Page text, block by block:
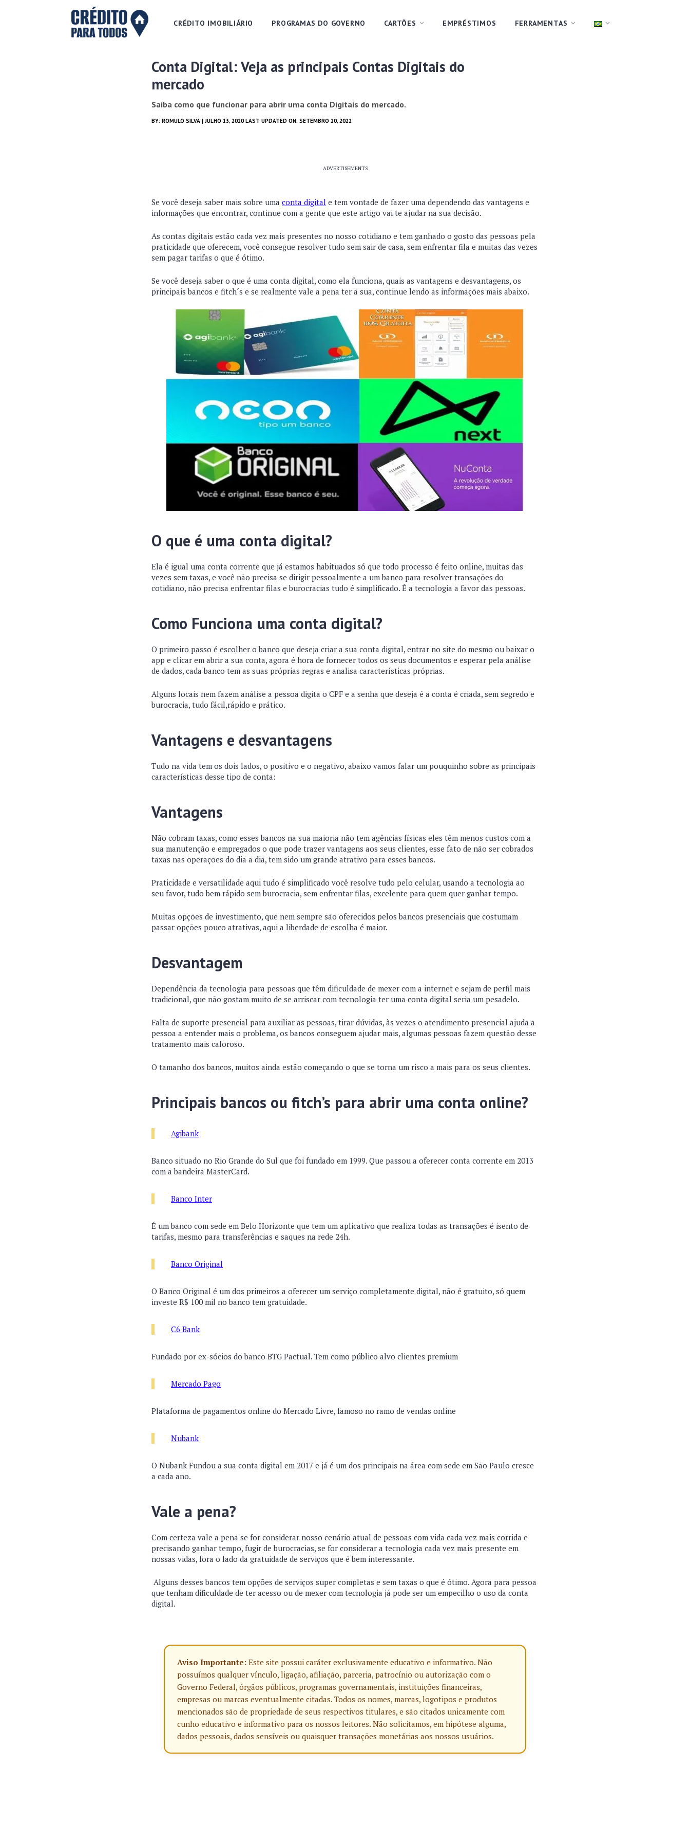
CRÉDITO IMOBILIÁRIO PROGRAMAS DO GOVERNO CARTÕES EMPRÉSTIMOS FERRAMENTAS
Conta Digital: Veja as principais Contas Digitais do
mercado
Saiba como que funcionar para abrir uma conta Digitais do mercado.
BY: ROMULO SILVA | JULHO 13, 2020 LAST UPDATED ON: SETEMBRO 20, 2022
ADVERTISEMENTS
Se você deseja saber mais sobre uma conta digital e tem vontade de fazer uma dependendo das vantagens e
informações que encontrar, continue com a gente que este artigo vai te ajudar na sua decisão.
As contas digitais estão cada vez mais presentes no nosso cotidiano e tem ganhado o gosto das pessoas pela
praticidade que oferecem, você consegue resolver tudo sem sair de casa, sem enfrentar fila e muitas das vezes
sem pagar tarifas o que é ótimo.
Se você deseja saber o que é uma conta digital, como ela funciona, quais as vantagens e desvantagens, os
principais bancos e fitch´s e se realmente vale a pena ter a sua, continue lendo as informações mais abaixo.
O que é uma conta digital?
Ela é igual uma conta corrente que já estamos habituados só que todo processo é feito online, muitas das
vezes sem taxas, e você não precisa se dirigir pessoalmente a um banco para resolver transações do
cotidiano, não precisa enfrentar filas e burocracias tudo é simplificado. É a tecnologia a favor das pessoas.
Como Funciona uma conta digital?
O primeiro passo é escolher o banco que deseja criar a sua conta digital, entrar no site do mesmo ou baixar o
app e clicar em abrir a sua conta, agora é hora de fornecer todos os seus documentos e esperar pela análise
de dados, cada banco tem as suas próprias regras e analisa características próprias.
Alguns locais nem fazem análise a pessoa digita o CPF e a senha que deseja é a conta é criada, sem segredo e
burocracia, tudo fácil,rápido e prático.
Vantagens e desvantagens
Tudo na vida tem os dois lados, o positivo e o negativo, abaixo vamos falar um pouquinho sobre as principais
características desse tipo de conta:
Vantagens
Não cobram taxas, como esses bancos na sua maioria não tem agências físicas eles têm menos custos com a
sua manutenção e empregados o que pode trazer vantagens aos seus clientes, esse fato de não ser cobrados
taxas nas operações do dia a dia, tem sido um grande atrativo para esses bancos.
Praticidade e versatilidade aqui tudo é simplificado você resolve tudo pelo celular, usando a tecnologia ao
seu favor, tudo bem rápido sem burocracia, sem enfrentar filas, excelente para quem quer ganhar tempo.
Muitas opções de investimento, que nem sempre são oferecidos pelos bancos presenciais que costumam
passar opções pouco atrativas, aqui a liberdade de escolha é maior.
Desvantagem
Dependência da tecnologia para pessoas que têm dificuldade de mexer com a internet e sejam de perfil mais
tradicional, que não gostam muito de se arriscar com tecnologia ter uma conta digital seria um pesadelo.
Falta de suporte presencial para auxiliar as pessoas, tirar dúvidas, às vezes o atendimento presencial ajuda a
pessoa a entender mais o problema, os bancos conseguem ajudar mais, algumas pessoas fazem questão desse
tratamento mais caloroso.
O tamanho dos bancos, muitos ainda estão começando o que se torna um risco a mais para os seus clientes.
Principais bancos ou fitch’s para abrir uma conta online?
Agibank
Banco situado no Rio Grande do Sul que foi fundado em 1999. Que passou a oferecer conta corrente em 2013
com a bandeira MasterCard.
Banco Inter
É um banco com sede em Belo Horizonte que tem um aplicativo que realiza todas as transações é isento de
tarifas, mesmo para transferências e saques na rede 24h.
Banco Original
O Banco Original é um dos primeiros a oferecer um serviço completamente digital, não é gratuito, só quem
investe R$ 100 mil no banco tem gratuidade.
C6 Bank
Fundado por ex-sócios do banco BTG Pactual. Tem como público alvo clientes premium
Mercado Pago
Plataforma de pagamentos online do Mercado Livre, famoso no ramo de vendas online
Nubank
O Nubank Fundou a sua conta digital em 2017 e já é um dos principais na área com sede em São Paulo cresce
a cada ano.
Vale a pena?
Com certeza vale a pena se for considerar nosso cenário atual de pessoas com vida cada vez mais corrida e
precisando ganhar tempo, fugir de burocracias, se for considerar a tecnologia cada vez mais presente em
nossas vidas, fora o lado da gratuidade de serviços que é bem interessante.
Alguns desses bancos tem opções de serviços super completas e sem taxas o que é ótimo. Agora para pessoa
que tenham dificuldade de ter acesso ou de mexer com tecnologia já pode ser um empecilho o uso da conta
digital.
Aviso Importante: Este site possui caráter exclusivamente educativo e informativo. Não
possuímos qualquer vínculo, ligação, afiliação, parceria, patrocínio ou autorização com o
Governo Federal, órgãos públicos, programas governamentais, instituições financeiras,
empresas ou marcas eventualmente citadas. Todos os nomes, marcas, logotipos e produtos
mencionados são de propriedade de seus respectivos titulares, e são citados unicamente com
cunho educativo e informativo para os nossos leitores. Não solicitamos, em hipótese alguma,
dados pessoais, dados sensíveis ou quaisquer transações monetárias aos nossos usuários.